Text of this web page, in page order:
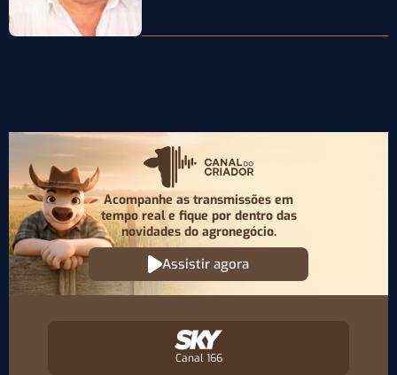
Acompanhe as transmissões em
tempo real e fique por dentro das
novidades do agronegócio.
Assistir agora
Canal 166